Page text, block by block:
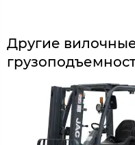
Другие